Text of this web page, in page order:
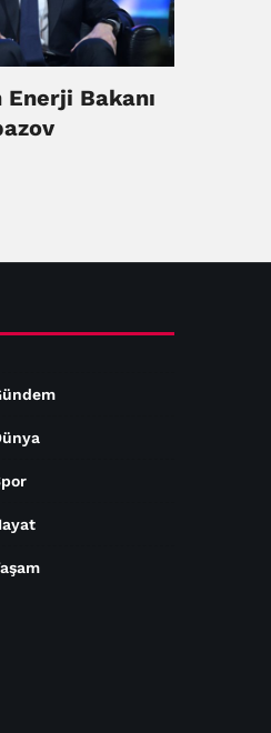
Bakanı